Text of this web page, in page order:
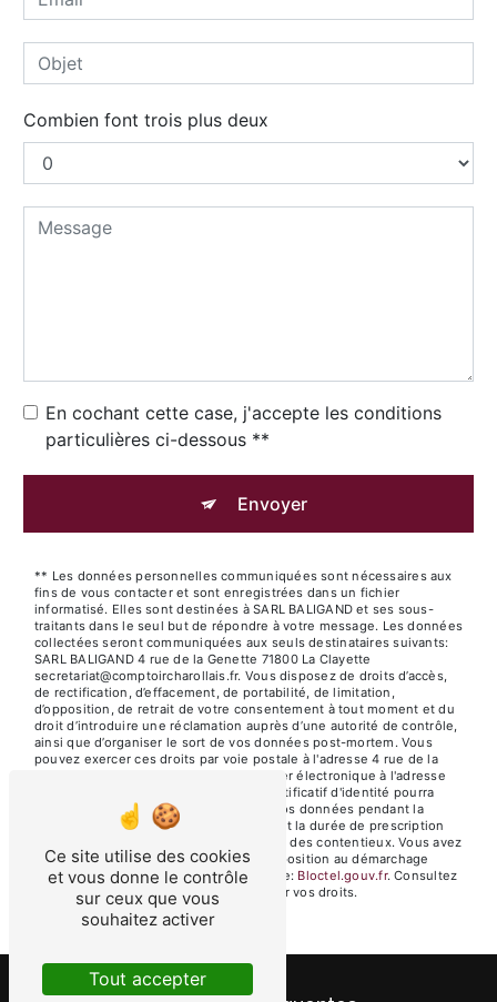
Combien font trois plus deux
En cochant cette case, j'accepte les conditions
particulières ci-dessous **
Envoyer
** Les données personnelles communiquées sont nécessaires aux
fins de vous contacter et sont enregistrées dans un fichier
informatisé. Elles sont destinées à SARL BALIGAND et ses sous-
traitants dans le seul but de répondre à votre message. Les données
collectées seront communiquées aux seuls destinataires suivants:
SARL BALIGAND 4 rue de la Genette 71800 La Clayette
secretariat@comptoircharollais.fr. Vous disposez de droits d’accès,
de rectification, d’effacement, de portabilité, de limitation,
d’opposition, de retrait de votre consentement à tout moment et du
droit d’introduire une réclamation auprès d’une autorité de contrôle,
ainsi que d’organiser le sort de vos données post-mortem. Vous
pouvez exercer ces droits par voie postale à l'adresse 4 rue de la
Genette 71800 La Clayette ou par courrier électronique à l'adresse
secretariat@comptoircharollais.fr. Un justificatif d'identité pourra
vous être demandé. Nous conservons vos données pendant la
période de prise de contact puis pendant la durée de prescription
légale aux fins probatoires et de gestion des contentieux. Vous avez
le droit de vous inscrire sur la liste d'opposition au démarchage
téléphonique, disponible à cette adresse:
Bloctel.gouv.fr. Consultez
le site cnil.fr pour plus d’informations sur vos droits.
Ce site utilise des cookies
et vous donne le contrôle
sur ceux que vous
souhaitez activer
Tout accepter